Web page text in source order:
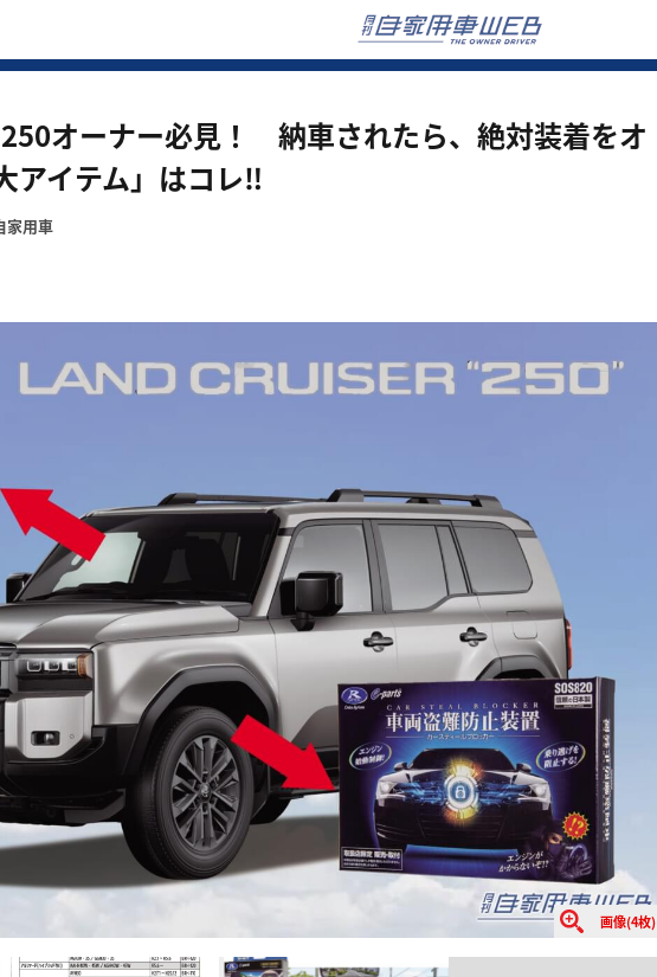
オーナー必見！ 納車されたら、絶対装着をオ
アイテム」はコレ‼︎
家用車
画像(4枚)